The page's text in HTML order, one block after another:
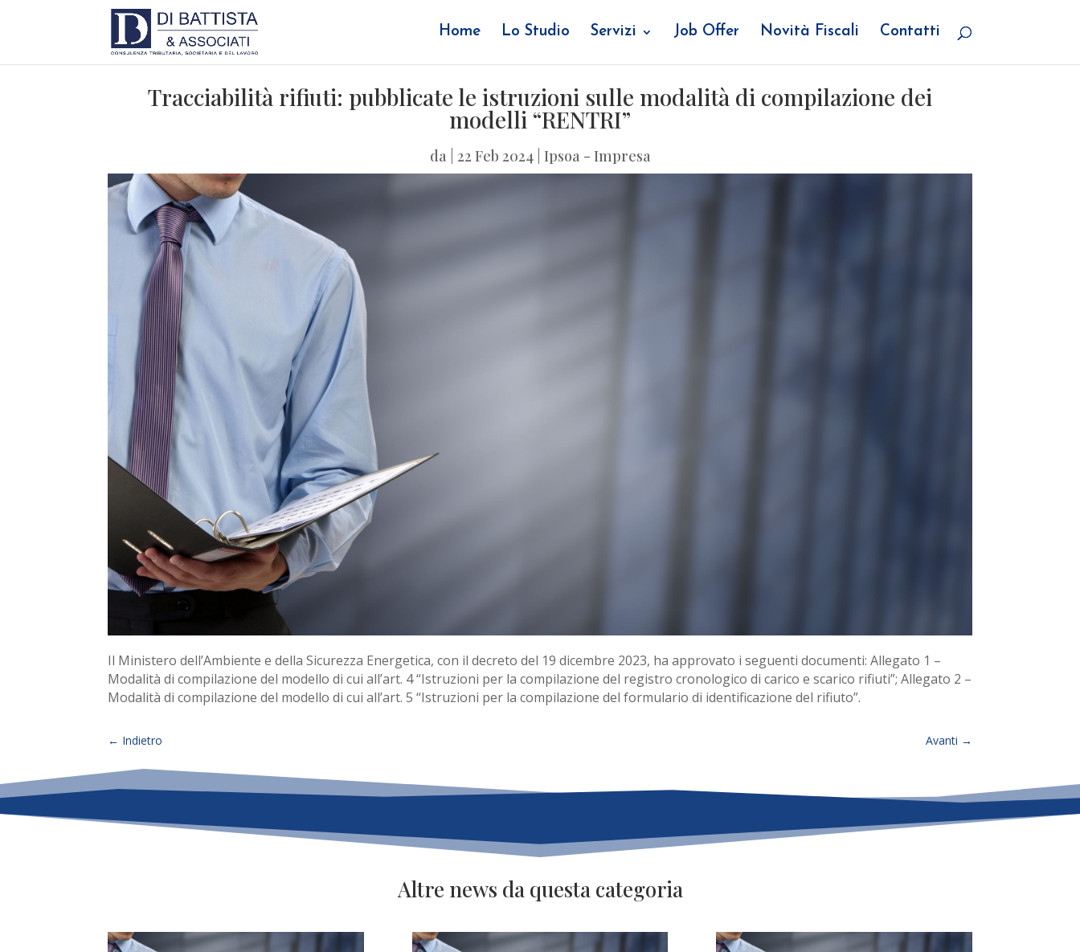
Home Lo Studio Servizi Job Offer Novità Fiscali Contatti
Tracciabilità rifiuti: pubblicate le istruzioni sulle modalità di compilazione dei
modelli “RENTRI”
da 22 Feb 2024| Ipsoa - Impresa
Il Ministero dell’Ambiente e della Sicurezza Energetica, con il decreto del 19 dicembre 2023, ha approvato i seguenti documenti: Allegato 1 –
Modalità di compilazione del modello di cui all’art. 4 “Istruzioni per la compilazione del registro cronologico di carico e scarico rifiuti”; Allegato 2 –
Modalità di compilazione del modello di cui all’art. 5 “Istruzioni per la compilazione del formulario di identificazione del rifiuto”.
← Indietro Avanti →
Altre news da questa categoria